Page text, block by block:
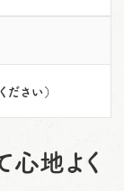
さい）
地よく